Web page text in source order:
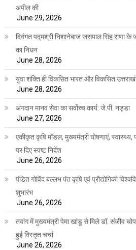
अपील की
June 29, 2026
दिवंगत पद्मश्री निशानेबाज जसपाल सिंह राणा के
का निधन
June 28, 2026
युवा शक्ति ही विकसित भारत और विकसित
June 28, 2026
अंगदान मानव सेवा का सर्वोच्च कार्य: जे.पी. नड्डा
June 27, 2026
एकीकृत कृषि मॉडल, मुख्यमंत्री घोषणाएं, स्वास्थ्य,
पर दिए स्पष्ट निर्देश
June 26, 2026
पंडित गोविंद बल्लभ पंत कृषि एवं प्रौद्योगिकी
शुभारंभ
June 26, 2026
तवांग में मुख्यमंत्री पेमा खांडू से मिले डॉ. संजीव
हुई विस्तृत चर्चा
June 26, 2026